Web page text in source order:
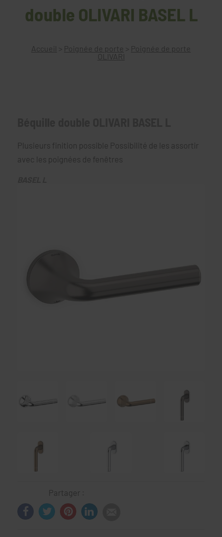
double OLIVARI BASEL L
Accueil > Poignée de porte > Poignée de porte
OLIVARI
Plusieurs finition possible Possibilité de les assortir
avec les poignées de fenêtres
Partager :